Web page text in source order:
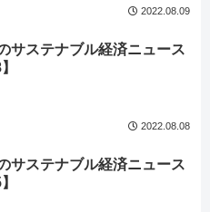
2022.08.09
サステナブル経済ニュース
2022.08.08
サステナブル経済ニュース